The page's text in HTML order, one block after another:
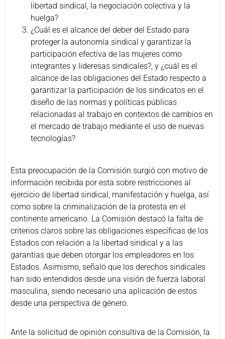
libertad sindical, la negociación colectiva y la
huelga?
¿Cuál es el alcance del deber del Estado para
proteger la autonomía sindical y garantizar la
participación efectiva de las mujeres como
integrantes y lideresas sindicales?, y ¿cuál es el
alcance de las obligaciones del Estado respecto a
garantizar la participación de los sindicatos en el
diseño de las normas y políticas públicas
relacionadas al trabajo en contextos de cambios en
el mercado de trabajo mediante el uso de nuevas
tecnologías?
Esta preocupación de la Comisión surgió con motivo de
información recibida por esta sobre restricciones al
ejercicio de libertad sindical, manifestación y huelga, así
como sobre la criminalización de la protesta en el
continente americano. La Comisión destacó la falta de
criterios claros sobre las obligaciones específicas de los
Estados con relación a la libertad sindical y a las
garantías que deben otorgar los empleadores en los
Estados. Asimismo, señaló que los derechos sindicales
han sido entendidos desde una visión de fuerza laboral
masculina, siendo necesario una aplicación de estos
desde una perspectiva de género.
Ante la solicitud de opinión consultiva de la Comisión, la